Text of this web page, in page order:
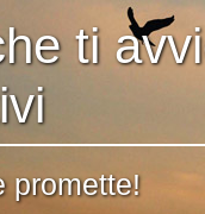
ti
promette!